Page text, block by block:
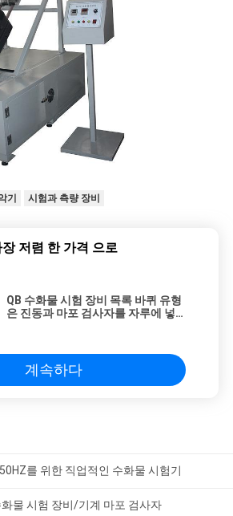
기 시험과 측량 장비
장 저렴 한 가격 으로
QB 수화물 시험 장비 목록 바퀴 유형
은 진동과 마포 검사자를 자루에 넣습
계속하다
를 위한 직업적인 수화물 시험기
물 시험 장비/기계 마포 검사자